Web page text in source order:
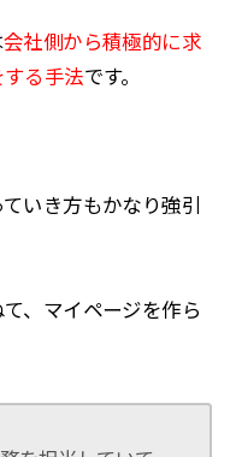
会社側から積極的に求
る手法です。
いき方もかなり強引
、マイページを作ら